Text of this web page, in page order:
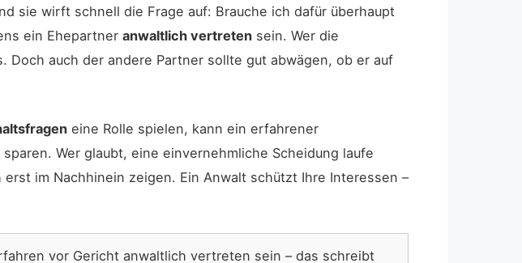
sie wirft schnell die Frage auf: Brauche ich dafür überhaupt
ein Ehepartner anwaltlich vertreten sein. Wer die
auch der andere Partner sollte gut abwägen, ob er auf
eine Rolle spielen, kann ein erfahrener
Wer glaubt, eine einvernehmliche Scheidung laufe
im Nachhinein zeigen. Ein Anwalt schützt Ihre Interessen –
vor Gericht anwaltlich vertreten sein – das schreibt